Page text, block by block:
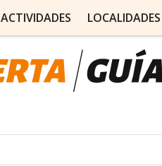
ACTIVIDADES LOCALIDADES